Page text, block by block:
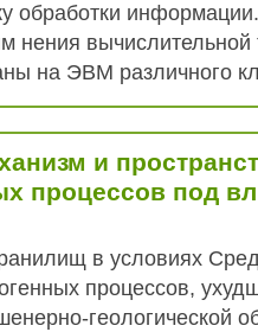
обработки
нения вычислительной
на ЭВМ различного
и
процессов под
в условиях
процессов,
геологической